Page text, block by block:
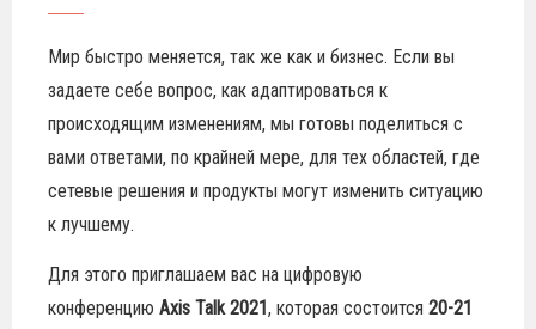
Мир быстро меняется, так же как и бизнес. Если вы
задаете себе вопрос, как адаптироваться к
происходящим изменениям, мы готовы поделиться с
вами ответами, по крайней мере, для тех областей, где
сетевые решения и продукты могут изменить ситуацию
к лучшему.
Для этого приглашаем вас на цифровую
конференцию Axis Talk 2021 , которая состоится 20-21